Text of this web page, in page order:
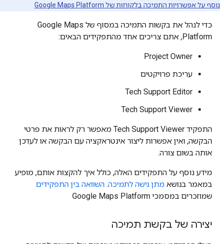
נוסף על אפשרויות התמיכה בלקוחות של Google Maps Platform
כדי לנהל את בקשות התמיכה במסוף של Google Maps
Platform, אתם צריכים אחד מהתפקידים הבאים:
Project Owner
עריכת פרויקטים
Tech Support Editor
Tech Support Viewer
התפקיד Tech Support Viewer מאפשר רק לראות את פרטי
הבקשה, ואין אפשרות ליצור אינטראקציה עם הבקשה או לעדכן
אותה בשום צורה.
מידע נוסף על התפקידים האלה, כולל איך להקצות אותם, מופיע
במאמר בנושא מתן גישה לתמיכה. השוואה בין התפקידים
שמוזכרים במסמכי Google Maps Platform
יצירה של בקשת תמיכה